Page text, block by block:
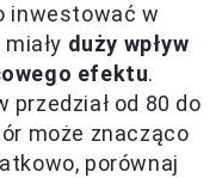
inwestować w
duży wpływ
efektu.
przedział od 80 do
może znacząco
porównaj